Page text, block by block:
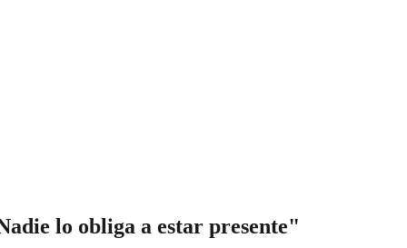
lo obliga a estar presente"